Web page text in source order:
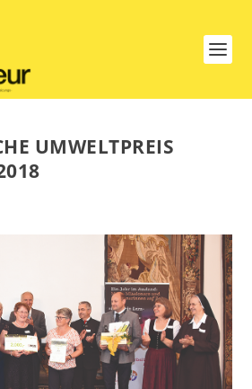
UMWELTPREIS